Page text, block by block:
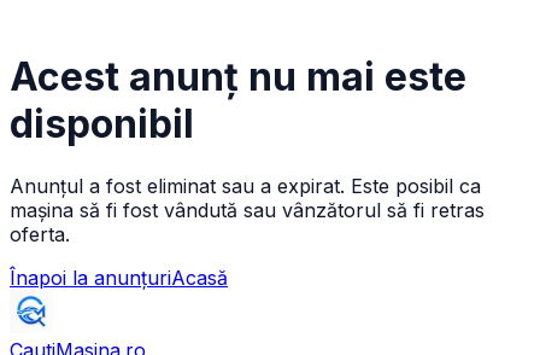
Acest anunț nu mai este
disponibil
Anunțul a fost eliminat sau a expirat. Este posibil ca
mașina să fi fost vândută sau vânzătorul să fi retras
oferta.
Înapoi la anunțuriAcasă
CautiMasina.ro